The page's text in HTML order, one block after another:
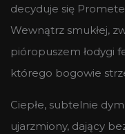
decyduje się
Wewnątrz smukłej,
pióropuszem łodygi
którego bogowie
Ciepłe, subtelnie
ujarzmiony, dający